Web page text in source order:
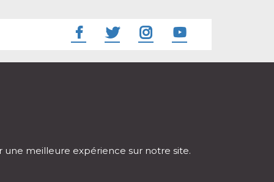
une meilleure expérience sur notre site.